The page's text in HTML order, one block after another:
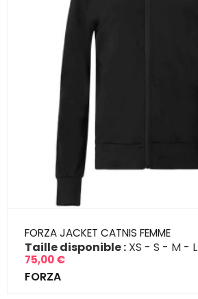
FORZA JACKET CATNIS FEMME
Prix
75,00 €
Taille disponible : XS S M
L
FORZA